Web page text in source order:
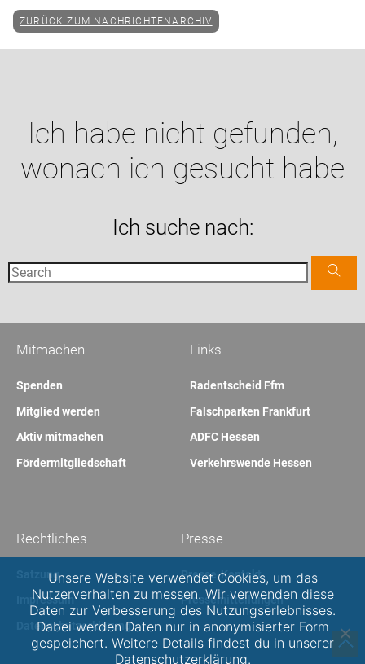
ZURÜCK ZUM NACHRICHTENARCHIV
Ich habe nicht gefunden,
wonach ich gesucht habe
Ich suche nach:
Links
Radentscheid Ffm
Falschparken Frankfurt
ADFC Hessen
Verkehrswende Hessen
Mitmachen
Spenden
Mitglied werden
Aktiv mitmachen
Fördermitgliedschaft
Presse
Presse-Kontakt
Pressemitteilungen
Rechtliches
Satzung
Impressum
Datenschutzerklärung
Unsere Website verwendet Cookies, um das
Nutzerverhalten zu messen. Wir verwenden diese
Daten zur Verbesserung des Nutzungserlebnisses.
Dabei werden Daten nur in anonymisierter Form
gespeichert. Weitere Details findest du in unserer
Datenschutzerklärung.